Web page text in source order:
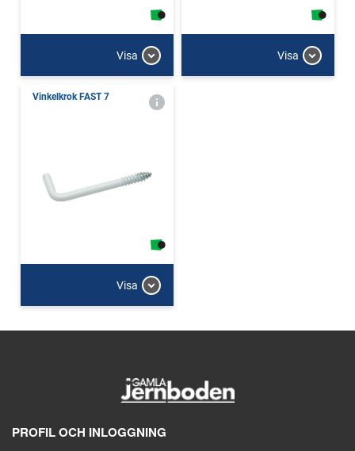
Visa Visa
Vinkelkrok FAST 7
Visa
PROFIL OCH INLOGGNING